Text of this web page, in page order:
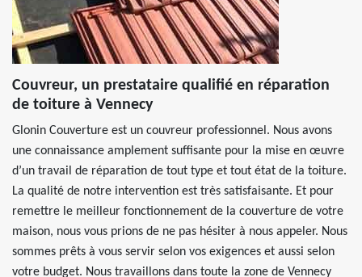
Couvreur, un prestataire qualifié en réparation
de toiture à Vennecy
Glonin Couverture est un couvreur professionnel. Nous avons
une connaissance amplement suffisante pour la mise en œuvre
d’un travail de réparation de tout type et tout état de la toiture.
La qualité de notre intervention est très satisfaisante. Et pour
remettre le meilleur fonctionnement de la couverture de votre
maison, nous vous prions de ne pas hésiter à nous appeler. Nous
sommes prêts à vous servir selon vos exigences et aussi selon
votre budget. Nous travaillons dans toute la zone de Vennecy